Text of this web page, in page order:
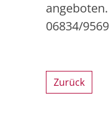
06834/
Zurück